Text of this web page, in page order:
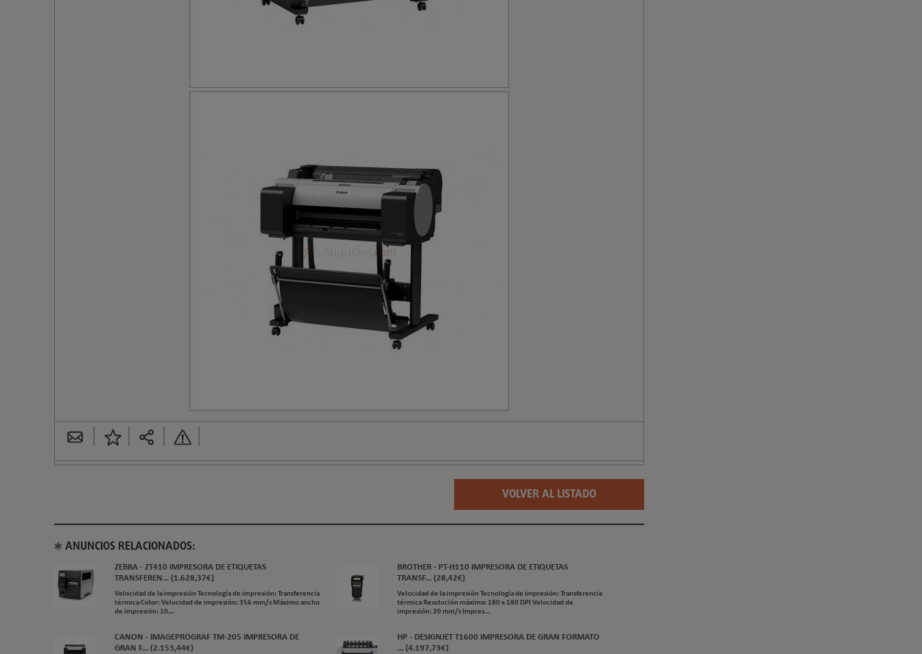
VOLVER AL LISTADO
ANUNCIOS RELACIONADOS:
ZEBRA - ZT410 IMPRESORA DE ETIQUETAS
TRANSFEREN... (1.628,37€)
Velocidad de la impresión Tecnología de impresión: Transferencia
térmica Color: Velocidad de impresión: 356 mm/s Máximo ancho
de impresión: 10...
BROTHER - PT-H110 IMPRESORA DE ETIQUETAS
TRANSF... (28,42€)
Velocidad de la impresión Tecnología de impresión: Transferencia
térmica Resolución máxima: 180 x 180 DPI Velocidad de
impresión: 20 mm/s Impres...
CANON - IMAGEPROGRAF TM-205 IMPRESORA DE
GRAN F... (2.153,44€)
HP - DESIGNJET T1600 IMPRESORA DE GRAN FORMATO
... (4.197,73€)